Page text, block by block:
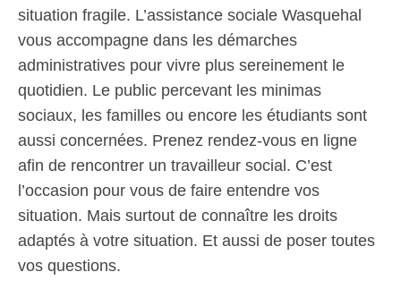
situation fragile. L’assistance sociale Wasquehal
vous accompagne dans les démarches
administratives pour vivre plus sereinement le
quotidien. Le public percevant les minimas
sociaux, les familles ou encore les étudiants sont
aussi concernées. Prenez rendez-vous en ligne
afin de rencontrer un travailleur social. C’est
l’occasion pour vous de faire entendre vos
situation. Mais surtout de connaître les droits
adaptés à votre situation. Et aussi de poser toutes
vos questions.